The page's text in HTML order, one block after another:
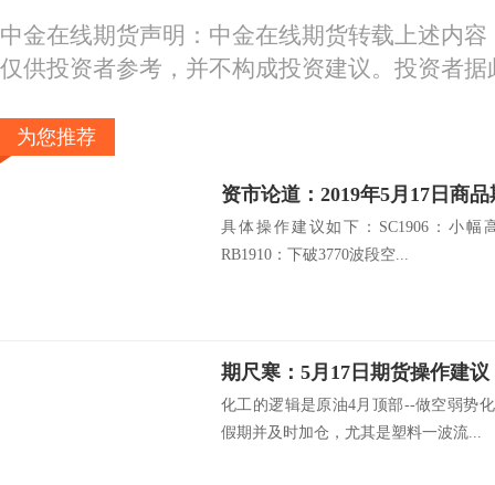
中金在线期货声明：中金在线期货转载上述内
仅供投资者参考，并不构成投资建议。投资者
为您推荐
资市论道：2019年5月17日商
具体操作建议如下：SC1906：小幅
RB1910：下破3770波段空...
期尺寒：5月17日期货操作建议
化工的逻辑是原油4月顶部--做空弱势
假期并及时加仓，尤其是塑料一波流...